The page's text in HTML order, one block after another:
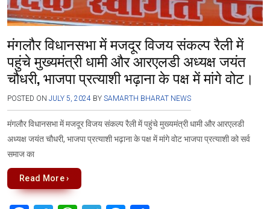
मंगलौर विधानसभा में मजदूर विजय संकल्प रैली में
पहुंचे मुख्यमंत्री धामी और आरएलडी अध्यक्ष जयंत
चौधरी, भाजपा प्रत्याशी भढ़ाना के पक्ष में मांगे वोट।
POSTED ON JULY 5, 2024 BY SAMARTH BHARAT NEWS
मंगलौर विधानसभा में मजदूर विजय संकल्प रैली में पहुंचे मुख्यमंत्री धामी और आरएलडी
अध्यक्ष जयंत चौधरी, भाजपा प्रत्याशी भढ़ाना के पक्ष में मांगे वोट भाजपा प्रत्याशी को सर्व
समाज का
Read More ›